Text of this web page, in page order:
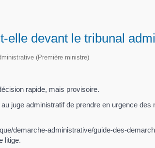
elle devant le tribunal
(Première ministre)
rapide, mais provisoire.
juge administratif de prendre en urgence
demarche-administrative/guide-des-
litige.